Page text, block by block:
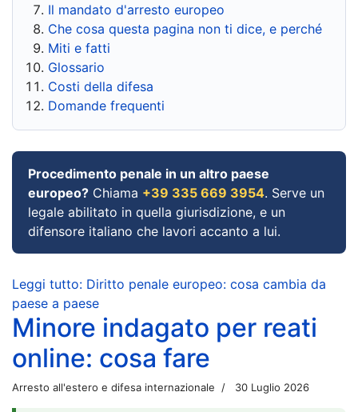
Il mandato d'arresto europeo
Che cosa questa pagina non ti dice, e perché
Miti e fatti
Glossario
Costi della difesa
Domande frequenti
Procedimento penale in un altro paese
europeo? Chiama +39 335 669 3954. Serve un
legale abilitato in quella giurisdizione, e un
difensore italiano che lavori accanto a lui.
Leggi tutto: Diritto penale europeo: cosa cambia da
paese a paese
Minore indagato per reati
online: cosa fare
Arresto all'estero e difesa internazionale 30 Luglio 2026